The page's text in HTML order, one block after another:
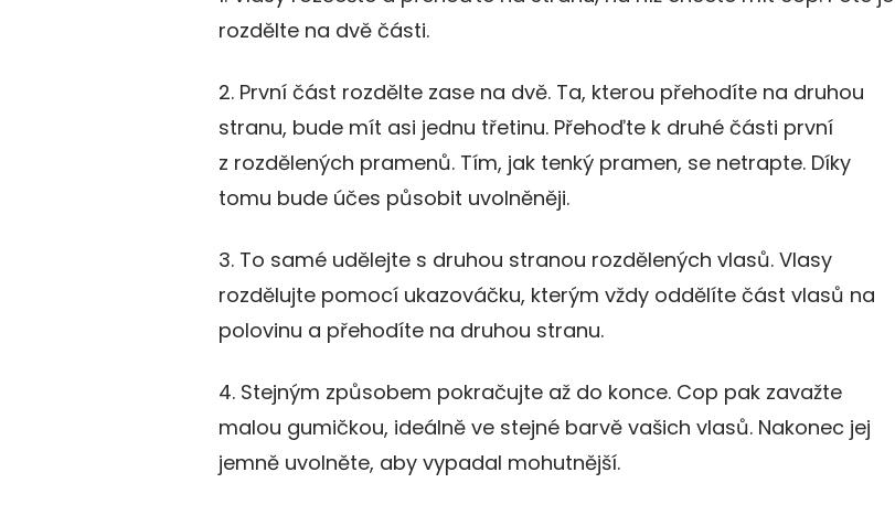
rozdělte na dvě části.
2. První část rozdělte zase na dvě. Ta, kterou přehodíte na druhou
stranu, bude mít asi jednu třetinu. Přehoďte k druhé části první
z rozdělených pramenů. Tím, jak tenký pramen, se netrapte. Díky
tomu bude účes působit uvolněněji.
3. To samé udělejte s druhou stranou rozdělených vlasů. Vlasy
rozdělujte pomocí ukazováčku, kterým vždy oddělíte část vlasů na
polovinu a přehodíte na druhou stranu.
4. Stejným způsobem pokračujte až do konce. Cop pak zavažte
malou gumičkou, ideálně ve stejné barvě vašich vlasů. Nakonec jej
jemně uvolněte, aby vypadal mohutnější.